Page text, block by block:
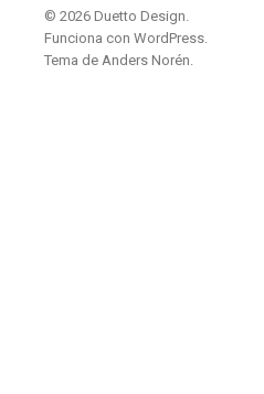
© 2026 Duetto Design.
Funciona con WordPress.
Tema de Anders Norén.